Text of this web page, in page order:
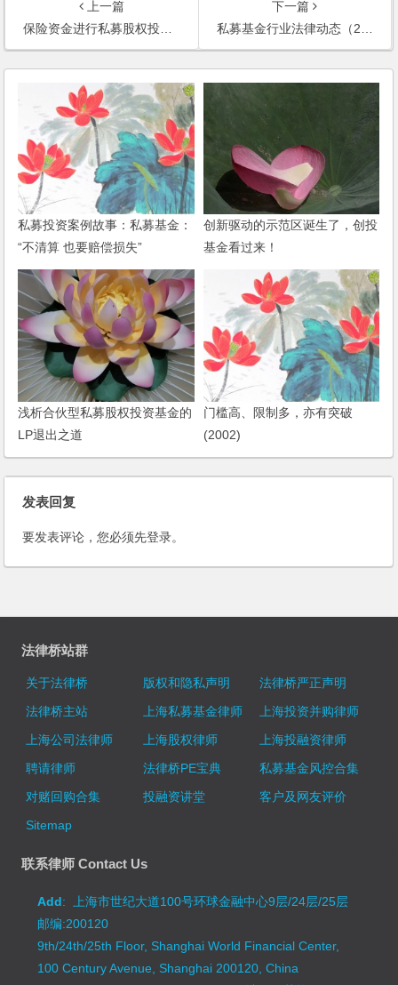
上一篇
保险资金进行私募股权投资的法律尽职调查要点 —-保险机构篇
下一篇
私募基金行业法律动态（2022年2月/总第48期）
私募投资案例故事：私募基金：
“不清算 也要赔偿损失”
创新驱动的示范区诞生了，创投
基金看过来！
浅析合伙型私募股权投资基金的
LP退出之道
门槛高、限制多，亦有突破
(2002)
发表回复
要发表评论，您必须先登录。
法律桥站群
关于法律桥 版权和隐私声明
法律桥严正声明
法律桥主站
上海私募基金律师
上海投资并购律师
上海公司法律师
上海股权律师
上海投融资律师
聘请律师
法律桥PE宝典
私募基金风控合集
对赌回购合集
投融资讲堂
客户及网友评价
Sitemap
联系律师 Contact Us
Add: 上海市世纪大道100号环球金融中心9层/24层/25层
邮编:200120
9th/24th/25th Floor, Shanghai World Financial Center,
100 Century Avenue, Shanghai 200120, China